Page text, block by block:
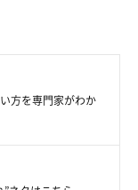
方を専門家がわか